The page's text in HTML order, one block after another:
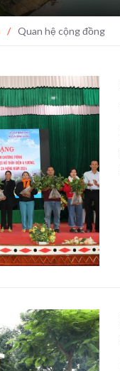
/ Quan hệ cộng đồng